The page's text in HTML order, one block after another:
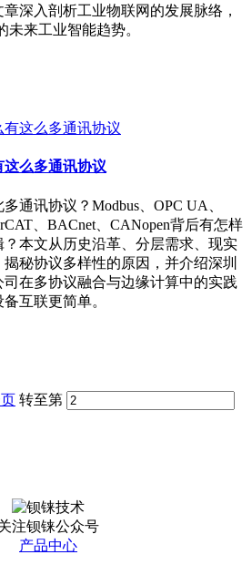
深入剖析工业物联网的发展脉络，
未来工业智能趋势。
么多通讯协议
通讯协议？Modbus、OPC UA、
、BACnet、CANopen背后有怎样
？本文从历史沿革、分层需求、现实
秘协议多样性的原因，并介绍深圳
在多协议融合与边缘计算中的实践
互联更简单。
转至第
注钡铼公众号
产品中心